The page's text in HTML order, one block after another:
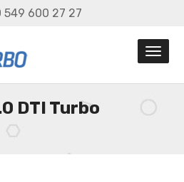
549 600 27 27
DTI Turbo